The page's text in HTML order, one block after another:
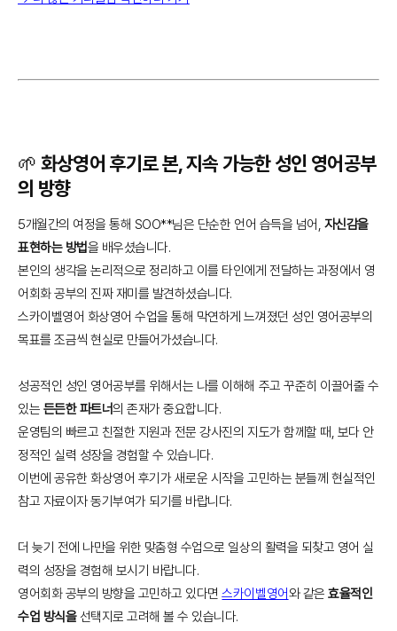
🌱 화상영어 후기로 본, 지속 가능한 성인 영어공부
의 방향
5개월간의 여정을 통해 SOO**님은 단순한 언어 습득을 넘어, 자신감을
표현하는 방법을 배우셨습니다.
본인의 생각을 논리적으로 정리하고 이를 타인에게 전달하는 과정에서 영
어회화 공부의 진짜 재미를 발견하셨습니다.
스카이벨영어 화상영어 수업을 통해 막연하게 느껴졌던 성인 영어공부의
목표를 조금씩 현실로 만들어가셨습니다.
성공적인 성인 영어공부를 위해서는 나를 이해해 주고 꾸준히 이끌어줄 수
있는 든든한 파트너의 존재가 중요합니다.
운영팀의 빠르고 친절한 지원과 전문 강사진의 지도가 함께할 때, 보다 안
정적인 실력 성장을 경험할 수 있습니다.
이번에 공유한 화상영어 후기가 새로운 시작을 고민하는 분들께 현실적인
참고 자료이자 동기부여가 되기를 바랍니다.
더 늦기 전에 나만을 위한 맞춤형 수업으로 일상의 활력을 되찾고 영어 실
력의 성장을 경험해 보시기 바랍니다.
영어회화 공부의 방향을 고민하고 있다면스카이벨영어와 같은효율적인
수업 방식을선택지로 고려해 볼 수 있습니다.